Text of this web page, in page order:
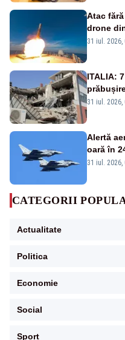
Atac
drone
31 iul. 2026,
ITALIA:
31 iul. 2026,
Alertă
oară în
31 iul. 2026,
CATEGORII
Actualitate
Politica
Economie
Social
Sport